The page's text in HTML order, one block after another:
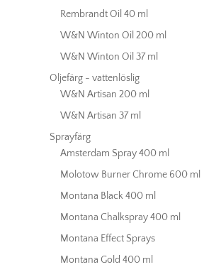
Rembrandt Oil 40 ml
W&N Winton Oil 200 ml
W&N Winton Oil 37 ml
Oljefärg - vattenlöslig
W&N Artisan 200 ml
W&N Artisan 37 ml
Sprayfärg
Amsterdam Spray 400 ml
Molotow Burner Chrome 600 ml
Montana Black 400 ml
Montana Chalkspray 400 ml
Montana Effect Sprays
Montana Gold 400 ml